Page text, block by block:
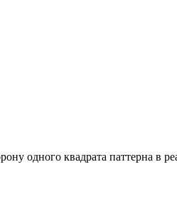
одного квадрата паттерна в